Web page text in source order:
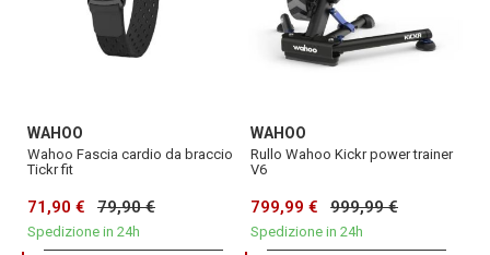
WAHOO
Wahoo Fascia cardio da braccio
Tickr fit
71,90 € 79,90 €
Spedizione in 24h
WAHOO
Rullo Wahoo Kickr power trainer
V6
799,99 € 999,99 €
Spedizione in 24h